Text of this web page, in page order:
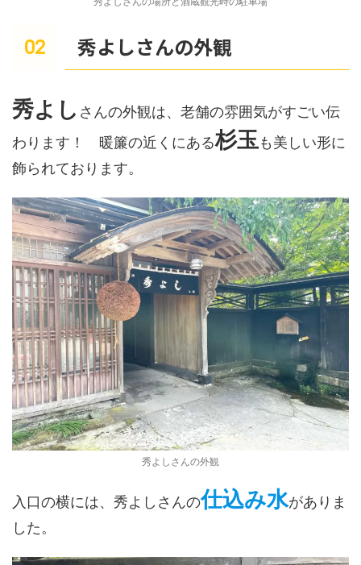
秀よしさんの外観
秀よし さんの外観は、老舗の雰囲気がすごい伝
わります！ 暖簾の近くにある杉玉も美しい形に
飾られております。
秀よしさんの外観
入口の横には、秀よしさんの仕込み水がありま
した。